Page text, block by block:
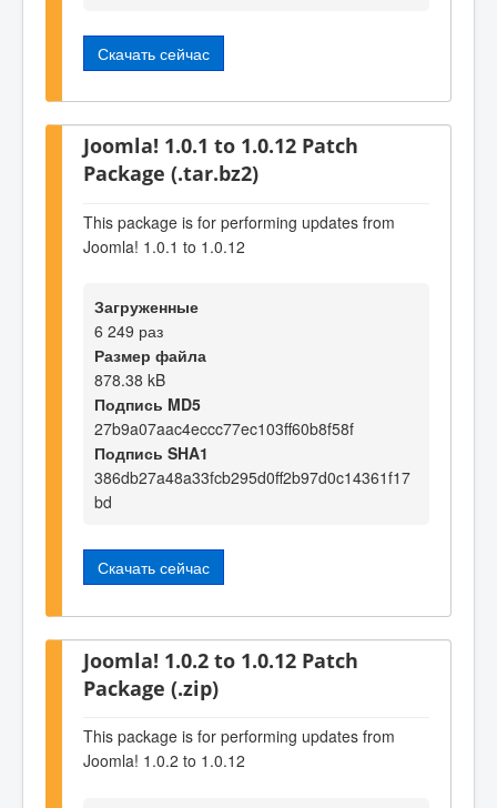
Скачать сейчас
Joomla! 1.0.1 to 1.0.12 Patch
Package (.tar.bz2)
This package is for performing updates from
Joomla! 1.0.1 to 1.0.12
Загруженные
6 249 раз
Размер файла
878.38 kB
Подпись MD5
27b9a07aac4eccc77ec103ff60b8f58f
Подпись SHA1
386db27a48a33fcb295d0ff2b97d0c14361f17
bd
Скачать сейчас
Joomla! 1.0.2 to 1.0.12 Patch
Package (.zip)
This package is for performing updates from
Joomla! 1.0.2 to 1.0.12